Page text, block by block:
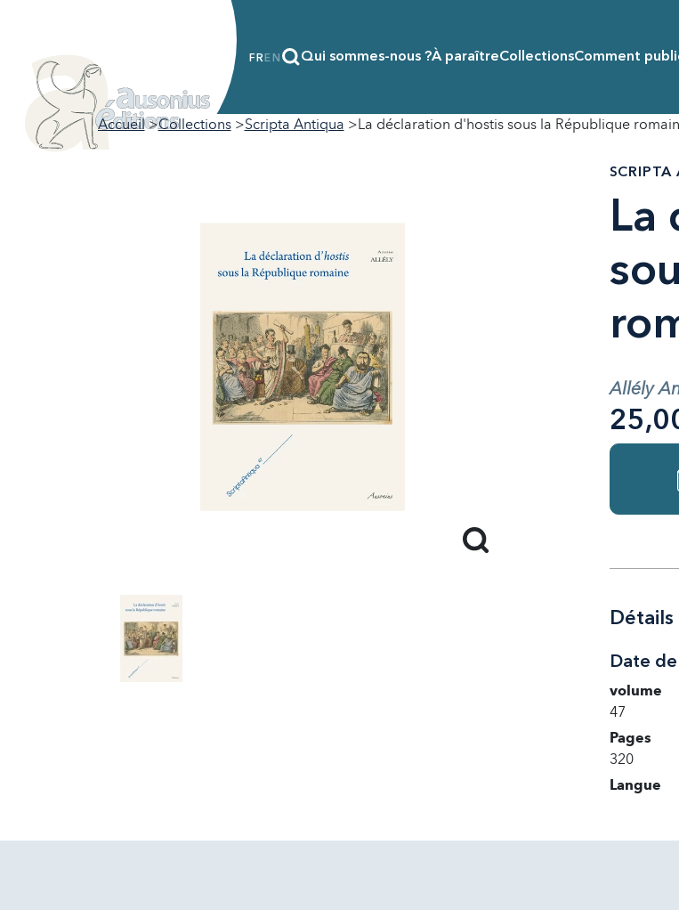
FR EN Qui sommes-nous ?À paraîtreCollectionsComment
Accueil Collections Scripta Antiqua La déclaration d'hostis sous la République
La
Allély
Date
volume
47
Pages
320
Langue